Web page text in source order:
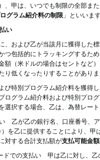
、甲は、いつでも制限の全部
グラム紹介料の制限 」といいま
い
、および乙が当該月に獲得した
つ包括的にトラッキングするた
額（米ドルの場合はセントなど
り低くなったりすることがあり
び特別プログラム紹介料を獲得
ログラム紹介料および特別プロ
選択する場合、乙は、為替レー
乙が乙の銀行名、口座番号、
）を乙に提供することにより、
対する合計支払額が支払可能金
ドでの支払い 甲は乙に対し、乙